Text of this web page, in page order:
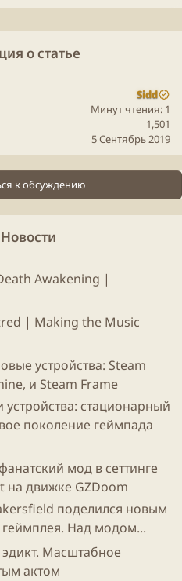
восторженным
а партнерство с The
и генеральный
позволит компании
и самых передовых
видеоигр. Помимо
блокчейна,
скорость
основатель
сейчас, чтобы стать частью
индустрии)
о статье
Sidd
Минут чтения: 1
1,501
5 Сентябрь 2019
к обсуждению
Awakening |
| Making the Music
устройства: Steam
и Steam Frame
устройства: стационарный
поколение геймпада
мод в сеттинге
на движке GZDoom
поделился новым
Над модом...
Масштабное
актом